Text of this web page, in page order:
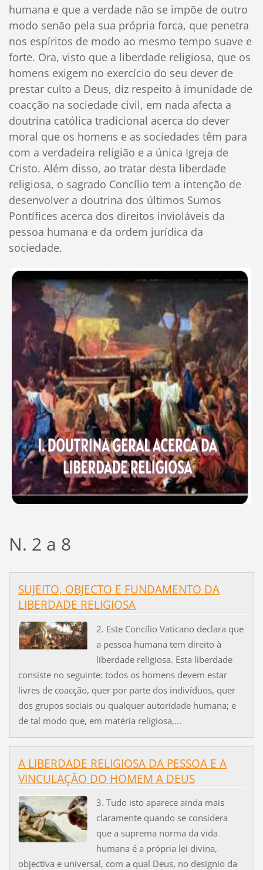
humana e que a verdade não se impõe de outro
modo senão pela sua própria forca, que penetra
nos espíritos de modo ao mesmo tempo suave e
forte. Ora, visto que a liberdade religiosa, que os
homens exigem no exercício do seu dever de
prestar culto a Deus, diz respeito à imunidade de
coacção na sociedade civil, em nada afecta a
doutrina católica tradicional acerca do dever
moral que os homens e as sociedades têm para
com a verdadeira religião e a única Igreja de
Cristo. Além disso, ao tratar desta liberdade
religiosa, o sagrado Concílio tem a intenção de
desenvolver a doutrina dos últimos Sumos
Pontífices acerca dos direitos invioláveis da
pessoa humana e da ordem jurídica da
sociedade.
N. 2 a 8
SUJEITO, OBJECTO E FUNDAMENTO DA
LIBERDADE RELIGIOSA
2. Este Concílio Vaticano declara que
a pessoa humana tem direito à
liberdade religiosa. Esta liberdade
consiste no seguinte: todos os homens devem estar
livres de coacção, quer por parte dos indivíduos, quer
dos grupos sociais ou qualquer autoridade humana; e
de tal modo que, em matéria religiosa,...
A LIBERDADE RELIGIOSA DA PESSOA E A
VINCULAÇÃO DO HOMEM A DEUS
3. Tudo isto aparece ainda mais
claramente quando se considera
que a suprema norma da vida
humana é a própria lei divina,
objectiva e universal, com a qual Deus, no desígnio da